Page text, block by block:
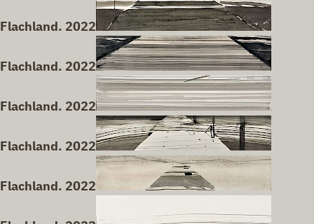
Flachland. 2022
Flachland. 2022
Flachland. 2022
Flachland. 2022
Flachland. 2022